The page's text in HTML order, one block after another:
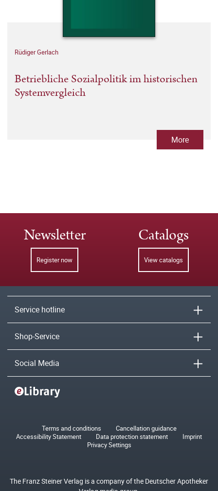
Rüdiger Gerlach
Betriebliche Sozialpolitik im historischen
Systemvergleich
More
Newsletter
Register now
Catalogs
View catalogs
Service hotline
Shop-Service
Social Media
Terms and conditions
Cancellation guidance
Accessibility Statement
Data protection statement
Imprint
Privacy Settings
The Franz Steiner Verlag is a company of the Deutscher Apotheker